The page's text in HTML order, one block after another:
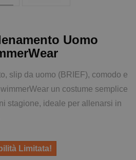
Uomo
slip da uomo (BRIEF), comodo e
un costume semplice
stagione, ideale per allenarsi in
Limitata!